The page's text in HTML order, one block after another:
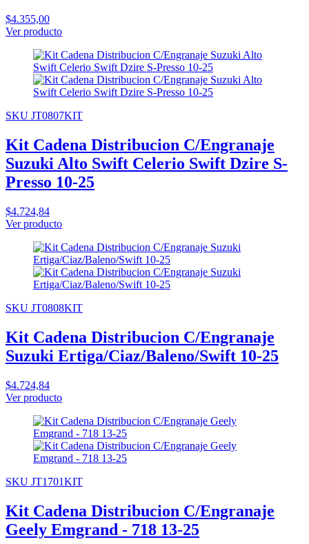
$4.355,00
Ver producto
SKU JT0807KIT
Kit Cadena Distribucion C/Engranaje
Suzuki Alto Swift Celerio Swift Dzire S-
Presso 10-25
$4.724,84
Ver producto
SKU JT0808KIT
Kit Cadena Distribucion C/Engranaje
Suzuki Ertiga/Ciaz/Baleno/Swift 10-25
$4.724,84
Ver producto
SKU JT1701KIT
Kit Cadena Distribucion C/Engranaje
Geely Emgrand - 718 13-25